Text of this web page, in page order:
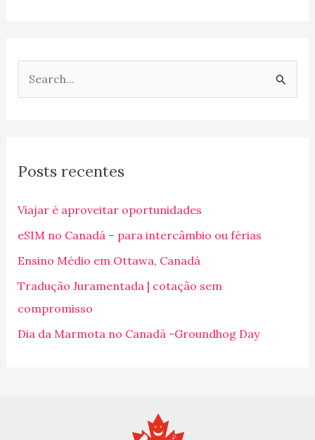
u
s
a
r
p
o
r
Posts recentes
Viajar é aproveitar oportunidades
eSIM no Canadá – para intercâmbio ou férias
Ensino Médio em Ottawa, Canadá
Tradução Juramentada | cotação sem
compromisso
Dia da Marmota no Canadá -Groundhog Day